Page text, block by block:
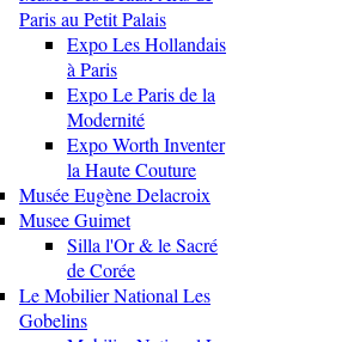
Paris au Petit Palais
Expo Les Hollandais
à Paris
Expo Le Paris de la
Modernité
Expo Worth Inventer
la Haute Couture
Musée Eugène Delacroix
Musee Guimet
Silla l'Or & le Sacré
de Corée
Le Mobilier National Les
Gobelins